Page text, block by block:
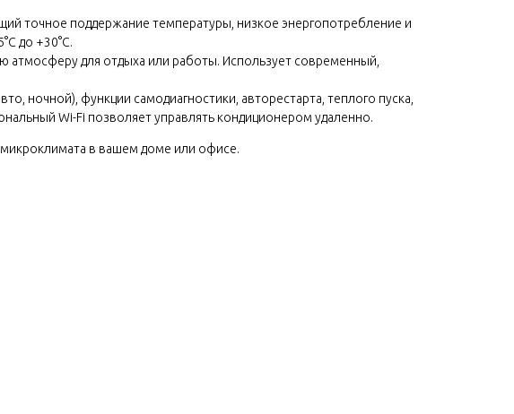
точное поддержание температуры, низкое энергопотребление и
до +30°C.
атмосферу для отдыха или работы. Использует современный,
ночной), функции самодиагностики, авторестарта, теплого пуска,
Wi-Fi позволяет управлять кондиционером удаленно.
микроклимата в вашем доме или офисе.